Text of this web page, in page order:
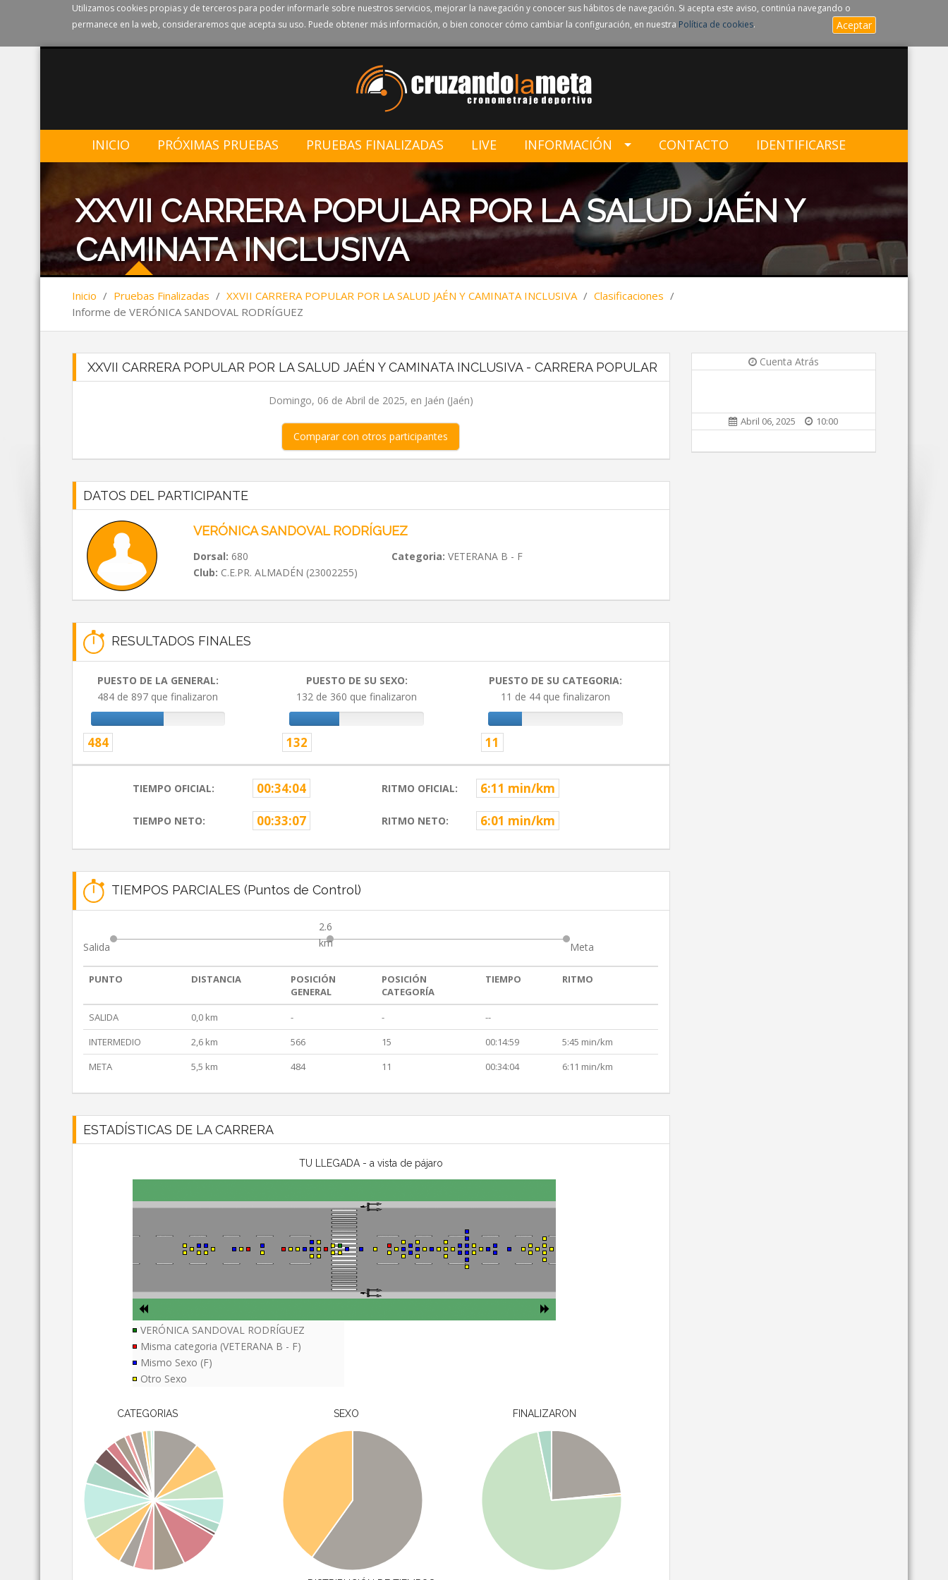
Utilizamos cookies propias y de terceros para poder informarle sobre nuestros servicios, mejorar la navegación y conocer sus hábitos de navegación. Si acepta este aviso, continúa navegando o
permanece en la web, consideraremos que acepta su uso. Puede obtener más información, o bien conocer cómo cambiar la configuración, en nuestra Política de cookies. Aceptar
INICIO PRÓXIMAS PRUEBAS PRUEBAS FINALIZADAS LIVE INFORMACIÓN CONTACTO IDENTIFICARSE
XXVII CARRERA POPULAR POR LA SALUD JAÉN Y
CAMINATA INCLUSIVA
Inicio / Pruebas Finalizadas / XXVII CARRERA POPULAR POR LA SALUD JAÉN Y CAMINATA INCLUSIVA / Clasificaciones /
Informe de VERÓNICA SANDOVAL RODRÍGUEZ
XXVII CARRERA POPULAR POR LA SALUD JAÉN Y CAMINATA INCLUSIVA - CARRERA POPULAR
Domingo, 06 de Abril de 2025, en Jaén (Jaén)
Comparar con otros participantes
DATOS DEL PARTICIPANTE
VERÓNICA SANDOVAL RODRÍGUEZ
Dorsal: 680 Categoria: VETERANA B - F
Club: C.E.PR. ALMADÉN (23002255)
RESULTADOS FINALES
PUESTO DE LA GENERAL:
484 de 897 que finalizaron
484
PUESTO DE SU SEXO:
132 de 360 que finalizaron
132
PUESTO DE SU CATEGORIA:
11 de 44 que finalizaron
11
TIEMPO OFICIAL: 00:34:04 RITMO OFICIAL: 6:11 min/km
TIEMPO NETO: 00:33:07 RITMO NETO: 6:01 min/km
TIEMPOS PARCIALES (Puntos de Control)
Salida
2.6
km
Meta
PUNTO DISTANCIA
POSICIÓN
GENERAL
POSICIÓN
CATEGORÍA
TIEMPO RITMO
SALIDA 0,0 km - -
--
INTERMEDIO
2,6 km 566 15 00:14:59
5:45 min/km
META
5,5 km 484 11 00:34:04 6:11 min/km
ESTADÍSTICAS DE LA CARRERA
TU LLEGADA - a vista de pájaro
VERÓNICA SANDOVAL RODRÍGUEZ
Misma categoria (VETERANA B - F)
Mismo Sexo (F)
Otro Sexo
CATEGORIAS SEXO FINALIZARON
Cuenta Atrás
Abril 06, 2025 10:00